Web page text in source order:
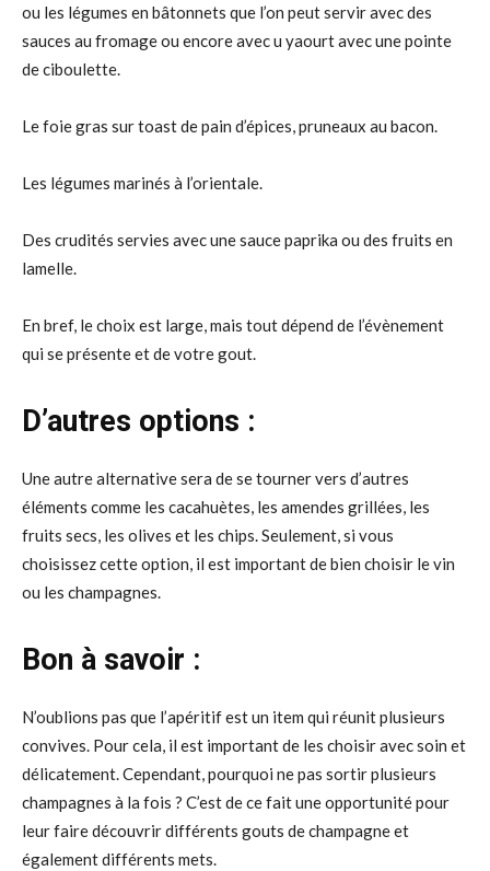
ou les légumes en bâtonnets que l’on peut servir avec des
sauces au fromage ou encore avec u yaourt avec une pointe
de ciboulette.
Le foie gras sur toast de pain d’épices, pruneaux au bacon.
Les légumes marinés à l’orientale.
Des crudités servies avec une sauce paprika ou des fruits en
lamelle.
En bref, le choix est large, mais tout dépend de l’évènement
qui se présente et de votre gout.
D’autres options :
Une autre alternative sera de se tourner vers d’autres
éléments comme les cacahuètes, les amendes grillées, les
fruits secs, les olives et les chips. Seulement, si vous
choisissez cette option, il est important de bien choisir le vin
ou les champagnes.
Bon à savoir :
N’oublions pas que l’apéritif est un item qui réunit plusieurs
convives. Pour cela, il est important de les choisir avec soin et
délicatement. Cependant, pourquoi ne pas sortir plusieurs
champagnes à la fois ? C’est de ce fait une opportunité pour
leur faire découvrir différents gouts de champagne et
également différents mets.